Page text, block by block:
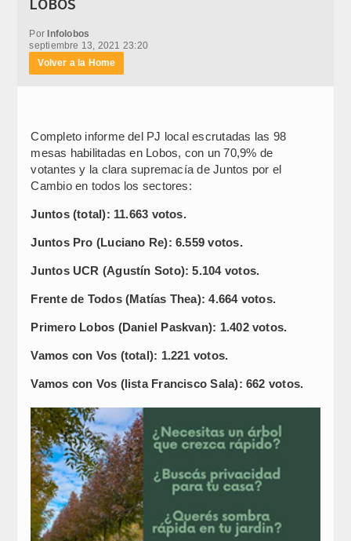
PorInfolobos
septiembre 13, 2021 23:20
Volver a la Home
Completo informe del PJ local escrutadas las 98
mesas habilitadas en Lobos, con un 70,9% de
votantes y la clara supremacía de Juntos por el
Cambio en todos los sectores:
Juntos (total): 11.663 votos.
Juntos Pro (Luciano Re): 6.559 votos.
Juntos UCR (Agustín Soto): 5.104 votos.
Frente de Todos (Matías Thea): 4.664 votos.
Primero Lobos (Daniel Paskvan): 1.402 votos.
Vamos con Vos (total): 1.221 votos.
Vamos con Vos (lista Francisco Sala): 662 votos.